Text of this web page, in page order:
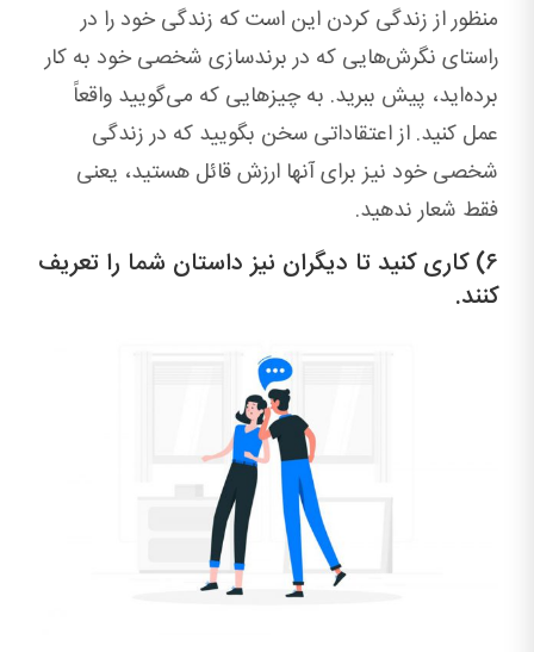
منظور از زندگی کردن این است که زندگی خود را در
راستای نگرش‌هایی که در برندسازی شخصی خود به کار
برده‌اید، پیش ببرید. به چیزهایی که می‌گویید واقعاً
عمل کنید. از اعتقاداتی سخن بگویید که در زندگی
شخصی خود نیز برای آنها ارزش قائل هستید، یعنی
فقط شعار ندهید.
۶) کاری کنید تا دیگران نیز داستان شما را تعریف
کنند.